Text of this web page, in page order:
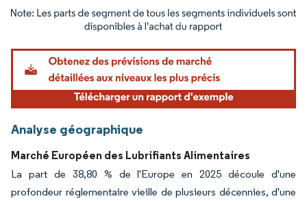
Image © Mordor Intelligence. La réutilisation nécessite une attribution sous CC BY
Analyse géographique
Marché Européen des Lubrifiants Alimentaires
La part de 38,80 % de l'Europe en 2025 découle d'une
profondeur réglementaire vieille de plusieurs décennies, d'une